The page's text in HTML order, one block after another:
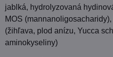
jablká, hydrolyzovaná
MOS
(žihľava, plod anízu, Yucca
aminokyseliny)